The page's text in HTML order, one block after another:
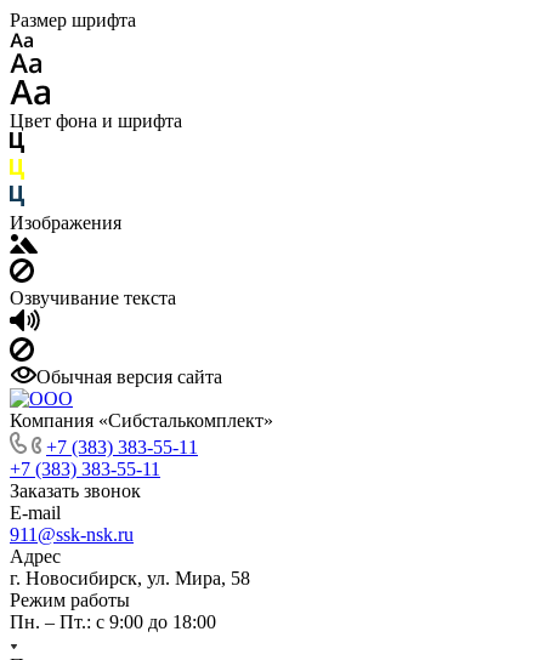
Размер шрифта
Цвет фона и шрифта
Изображения
Озвучивание текста
Обычная версия сайта
Компания «Сибсталькомплект»
+7 (383) 383-55-11
+7 (383) 383-55-11
Заказать звонок
E-mail
911@ssk-nsk.ru
Адрес
г. Новосибирск, ул. Мира, 58
Режим работы
Пн. – Пт.: с 9:00 до 18:00